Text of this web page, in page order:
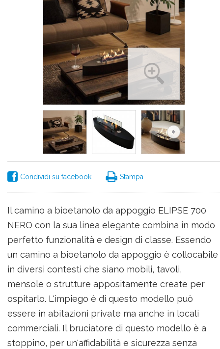
Condividi su facebook Stampa
Il camino a bioetanolo da appoggio ELIPSE 700
NERO con la sua linea elegante combina in modo
perfetto funzionalità e design di classe. Essendo
un camino a bioetanolo da appoggio è collocabile
in diversi contesti che siano mobili, tavoli,
mensole o strutture appositamente create per
ospitarlo. L'impiego è di questo modello può
essere in abitazioni private ma anche in locali
commerciali. Il bruciatore di questo modello è a
stoppino, per un'affidabilità e sicurezza senza